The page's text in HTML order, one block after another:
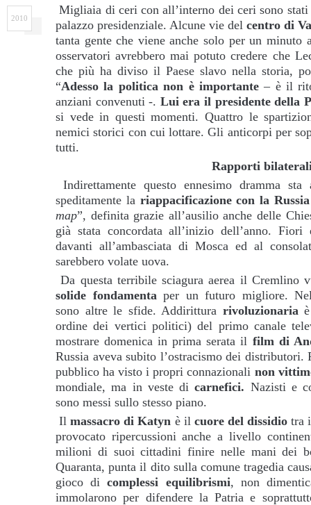
2010
Migliaia di ceri con all’interno dei ceri sono
palazzo presidenziale. Alcune vie del centro di
tanta gente che viene anche solo per un minuto
osservatori avrebbero mai potuto credere che
che più ha diviso il Paese slavo nella storia,
“Adesso la politica non è importante– è il
anziani convenuti -. Lui era il presidente della
si vede in questi momenti. Quattro le
nemici storici con cui lottare. Gli anticorpi per
tutti.
Rapporti
Indirettamente questo ennesimo dramma
speditamente la riappacificazione con la Russia
map”, definita grazie all’ausilio anche delle
già stata concordata all’inizio dell’anno. Fiori
davanti all’ambasciata di Mosca ed al
sarebbero volate uova.
Da questa terribile sciagura aerea il Cremlino
solide fondamentaper un futuro migliore.
sono altre le sfide. Addirittura rivoluzionariaè
ordine dei vertici politici) del primo canale
mostrare domenica in prima serata il film di
Russia aveva subito l’ostracismo dei
pubblico ha visto i propri connazionali non
mondiale, ma in veste dicarnefici. Nazisti e
sono messi sullo stesso piano.
Ilmassacro di Katyn è il cuore del dissidio tra
provocato ripercussioni anche a livello
milioni di suoi cittadini finire nelle mani dei
Quaranta, punta il dito sulla comune tragedia
gioco dicomplessi equilibrismi, non
immolarono per difendere la Patria e